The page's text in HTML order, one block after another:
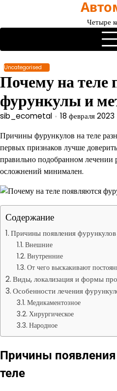
содержимому
Четыре
Uncategorised
Почему на теле
фурункулы и
sib_ecometal 18 февраля 2023
Причины фурункулов на теле
первых признаков лучше
правильно подобранном
осложнений минимален.
Содержание
Причины появления фурункулов
Внешние
Внутренние
От чего выскакивают
Виды, локализация и формы
Особенности лечения
Медикаментозное
Хирургическое
Народное
Причины
теле